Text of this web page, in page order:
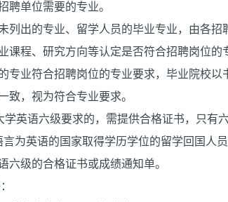
聘单位需要的专业。
列出的专业、留学人员的毕业专业，由各招
课程、研究方向等认定是否符合招聘岗位的
专业符合招聘岗位的专业要求，毕业院校以
致，视为符合专业要求。
学英语六级要求的，需提供合格证书，只有
为英语的国家取得学历学位的留学回国人
六级的合格证书或成绩通知单。